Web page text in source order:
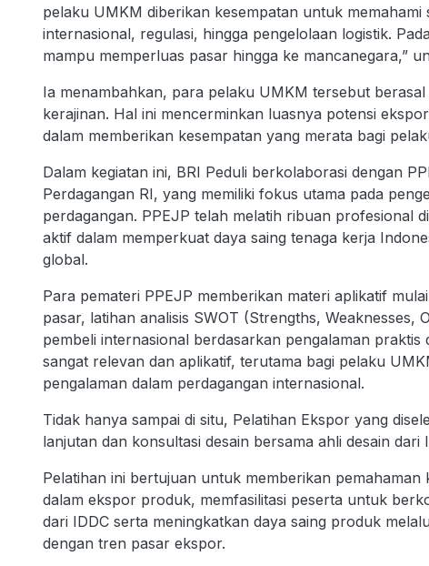
pelaku UMKM diberikan kesempatan untuk
internasional, regulasi, hingga pengelolaan logistik.
mampu memperluas pasar hingga ke mancanegara,”
Ia menambahkan, para pelaku UMKM tersebut
kerajinan. Hal ini mencerminkan luasnya potensi
dalam memberikan kesempatan yang merata bagi
Dalam kegiatan ini, BRI Peduli berkolaborasi dengan
Perdagangan RI, yang memiliki fokus utama pada
perdagangan. PPEJP telah melatih ribuan profesional
aktif dalam memperkuat daya saing tenaga kerja
global.
Para pemateri PPEJP memberikan materi aplikatif
pasar, latihan analisis SWOT (Strengths,
pembeli internasional berdasarkan pengalaman
sangat relevan dan aplikatif, terutama bagi pelaku
pengalaman dalam perdagangan internasional.
Tidak hanya sampai di situ, Pelatihan Ekspor yang
lanjutan dan konsultasi desain bersama ahli desain
Pelatihan ini bertujuan untuk memberikan
dalam ekspor produk, memfasilitasi peserta untuk
dari IDDC serta meningkatkan daya saing produk
dengan tren pasar ekspor.